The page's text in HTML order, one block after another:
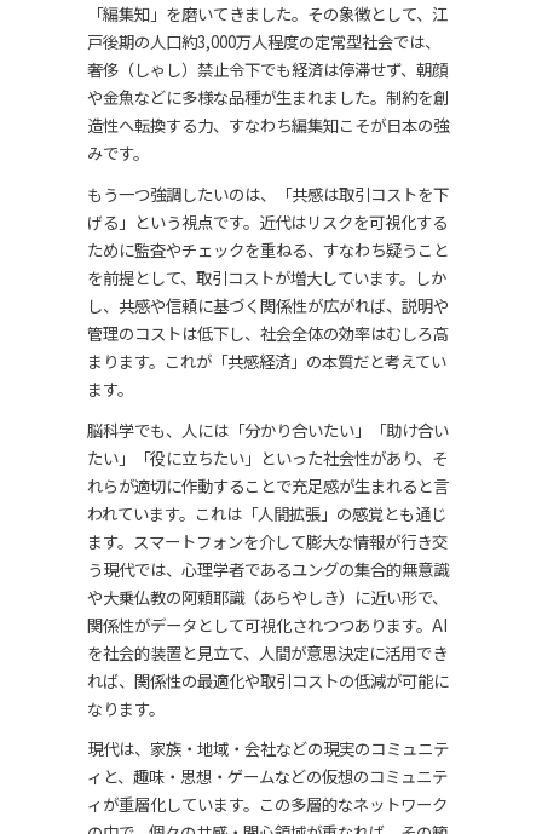
「編集知」を磨いてきました。その象徴として、江
戸後期の人口約3,000万人程度の定常型社会では、
奢侈（しゃし）禁止令下でも経済は停滞せず、朝顔
や金魚などに多様な品種が生まれました。制約を創
造性へ転換する力、すなわち編集知こそが日本の強
みです。
もう一つ強調したいのは、「共感は取引コストを下
げる」という視点です。近代はリスクを可視化する
ために監査やチェックを重ねる、すなわち疑うこと
を前提として、取引コストが増大しています。しか
し、共感や信頼に基づく関係性が広がれば、説明や
管理のコストは低下し、社会全体の効率はむしろ高
まります。これが「共感経済」の本質だと考えてい
ます。
脳科学でも、人には「分かり合いたい」「助け合い
たい」「役に立ちたい」といった社会性があり、そ
れらが適切に作動することで充足感が生まれると言
われています。これは「人間拡張」の感覚とも通じ
ます。スマートフォンを介して膨大な情報が行き交
う現代では、心理学者であるユングの集合的無意識
や大乗仏教の阿頼耶識（あらやしき）に近い形で、
関係性がデータとして可視化されつつあります。AI
を社会的装置と見立て、人間が意思決定に活用でき
れば、関係性の最適化や取引コストの低減が可能に
なります。
現代は、家族・地域・会社などの現実のコミュニテ
ィと、趣味・思想・ゲームなどの仮想のコミュニテ
ィが重層化しています。この多層的なネットワーク